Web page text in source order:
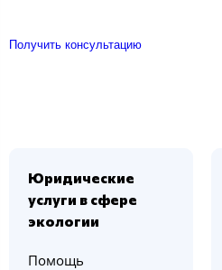
Получить консультацию
Юридические
услуги в сфере
экологии
Помощь